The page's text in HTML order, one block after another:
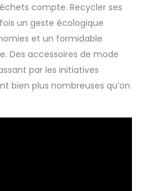
compte. Recycler ses
un geste écologique
et un formidable
Des accessoires de mode
par les initiatives
bien plus nombreuses qu’on